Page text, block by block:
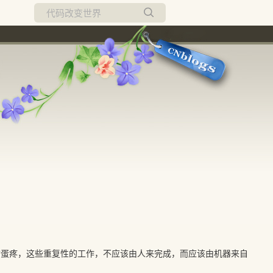
所有博客
当前博客
疼，这些重复性的工作，不应该由人来完成，而应该由机器来自